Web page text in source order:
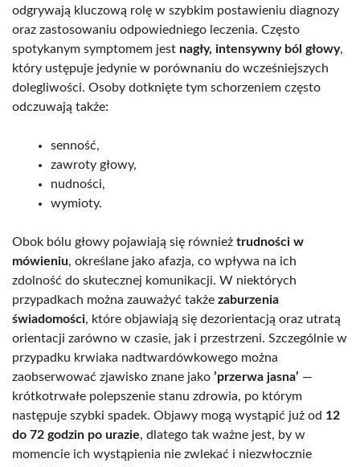
odgrywają kluczową rolę w szybkim postawieniu diagnozy
oraz zastosowaniu odpowiedniego leczenia. Często
spotykanym symptomem jest nagły, intensywny ból głowy,
który ustępuje jedynie w porównaniu do wcześniejszych
dolegliwości. Osoby dotknięte tym schorzeniem często
odczuwają także:
senność,
zawroty głowy,
nudności,
wymioty.
Obok bólu głowy pojawiają się również trudności w
mówieniu, określane jako afazja, co wpływa na ich
zdolność do skutecznej komunikacji. W niektórych
przypadkach można zauważyć także zaburzenia
świadomości, które objawiają się dezorientacją oraz utratą
orientacji zarówno w czasie, jak i przestrzeni. Szczególnie w
przypadku krwiaka nadtwardówkowego można
zaobserwować zjawisko znane jako ’przerwa jasna’ —
krótkotrwałe polepszenie stanu zdrowia, po którym
następuje szybki spadek. Objawy mogą wystąpić już od 12
do 72 godzin po urazie, dlatego tak ważne jest, by w
momencie ich wystąpienia nie zwlekać i niezwłocznie